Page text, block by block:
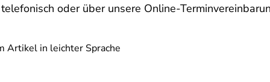
oder über unsere Online-
Artikel in leichter Sprache